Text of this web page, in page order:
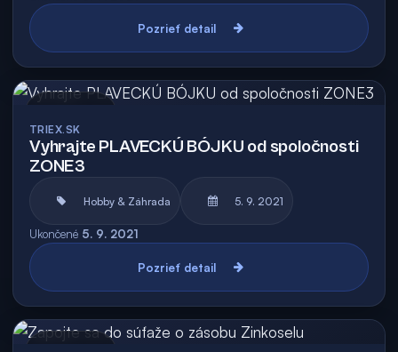
Pozrieť detail
TRIEX.SK
Vyhrajte PLAVECKÚ BÓJKU od spoločnosti
ZONE3
Hobby & Záhrada 5. 9. 2021
Ukončené 5. 9. 2021
Pozrieť detail